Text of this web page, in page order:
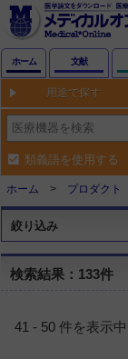
ホーム 文献
用途で探す
類義語を使用する
ホーム プロダクト
絞り込み
検索結果：133件
41 - 50 件を表示中